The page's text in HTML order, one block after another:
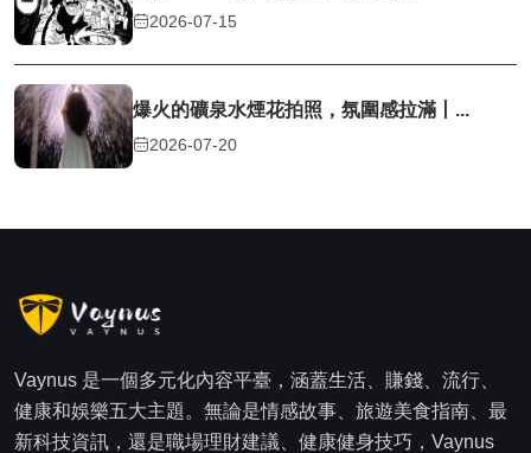
2026-07-15
爆火的礦泉水煙花拍照，氛圍感拉滿丨...
2026-07-20
Vaynus 是一個多元化內容平臺，涵蓋生活、賺錢、流行、
健康和娛樂五大主題。無論是情感故事、旅遊美食指南、最
新科技資訊，還是職場理財建議、健康健身技巧，Vaynus